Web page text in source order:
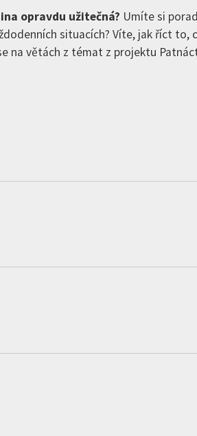
opravdu užitečná? Umíte si
situacích? Víte, jak říct to,
na větách z témat z projektu